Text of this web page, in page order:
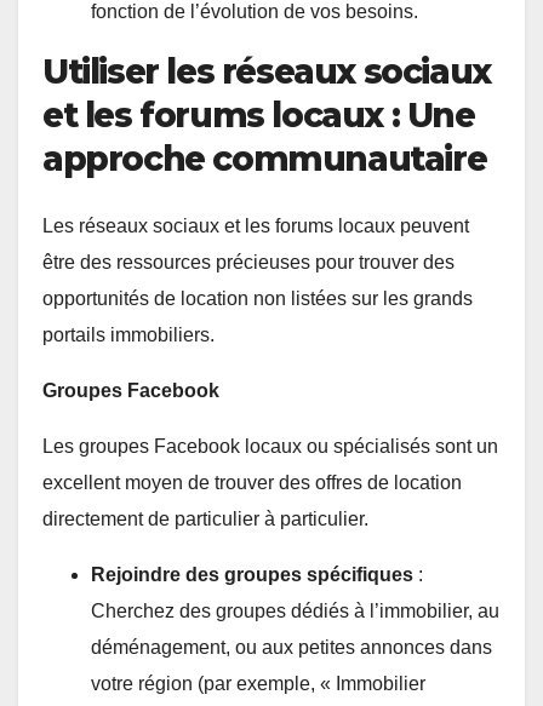
fonction de l’évolution de vos besoins.
Utiliser les réseaux sociaux
et les forums locaux : Une
approche communautaire
Les réseaux sociaux et les forums locaux peuvent
être des ressources précieuses pour trouver des
opportunités de location non listées sur les grands
portails immobiliers.
Groupes Facebook
Les groupes Facebook locaux ou spécialisés sont un
excellent moyen de trouver des offres de location
directement de particulier à particulier.
Rejoindre des groupes spécifiques :
Cherchez des groupes dédiés à l’immobilier, au
déménagement, ou aux petites annonces dans
votre région (par exemple, « Immobilier